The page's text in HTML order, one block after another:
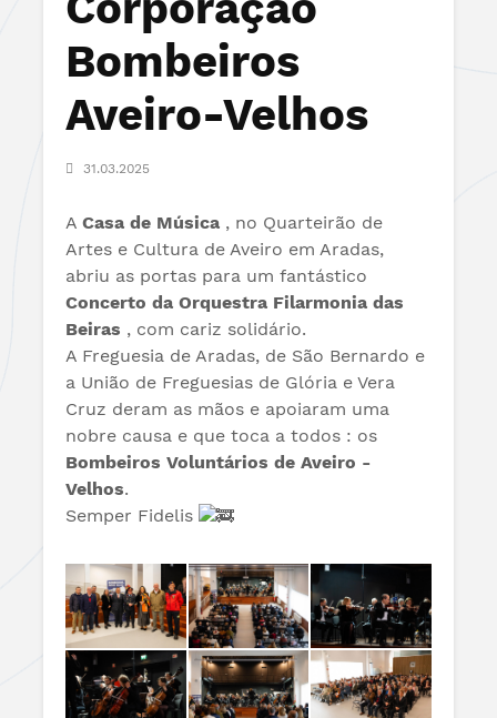
Bombeiros
Aveiro-Velhos
31.03.2025
A Casa de Música , no Quarteirão de
Artes e Cultura de Aveiro em Aradas,
abriu as portas para um fantástico
Concerto da Orquestra Filarmonia das
Beiras , com cariz solidário.
A Freguesia de Aradas, de São Bernardo e
a União de Freguesias de Glória e Vera
Cruz deram as mãos e apoiaram uma
nobre causa e que toca a todos : os
Bombeiros Voluntários de Aveiro -
Velhos.
Semper Fidelis